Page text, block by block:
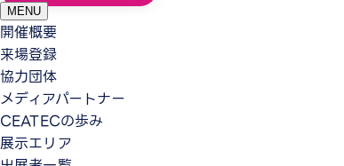
MENU
開催概要
来場登録
協力団体
メディアパートナー
CEATECの歩み
展示エリア